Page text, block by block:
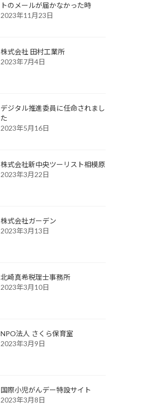
トのメールが届かなかった時
2023年11月23日
株式会社 田村工業所
2023年7月4日
デジタル推進委員に任命されまし
た
2023年5月16日
株式会社新中央ツーリスト相模原
2023年3月22日
株式会社ガーデン
2023年3月13日
北崎真希税理士事務所
2023年3月10日
NPO法人 さくら保育室
2023年3月9日
国際小児がんデー特設サイト
2023年3月8日